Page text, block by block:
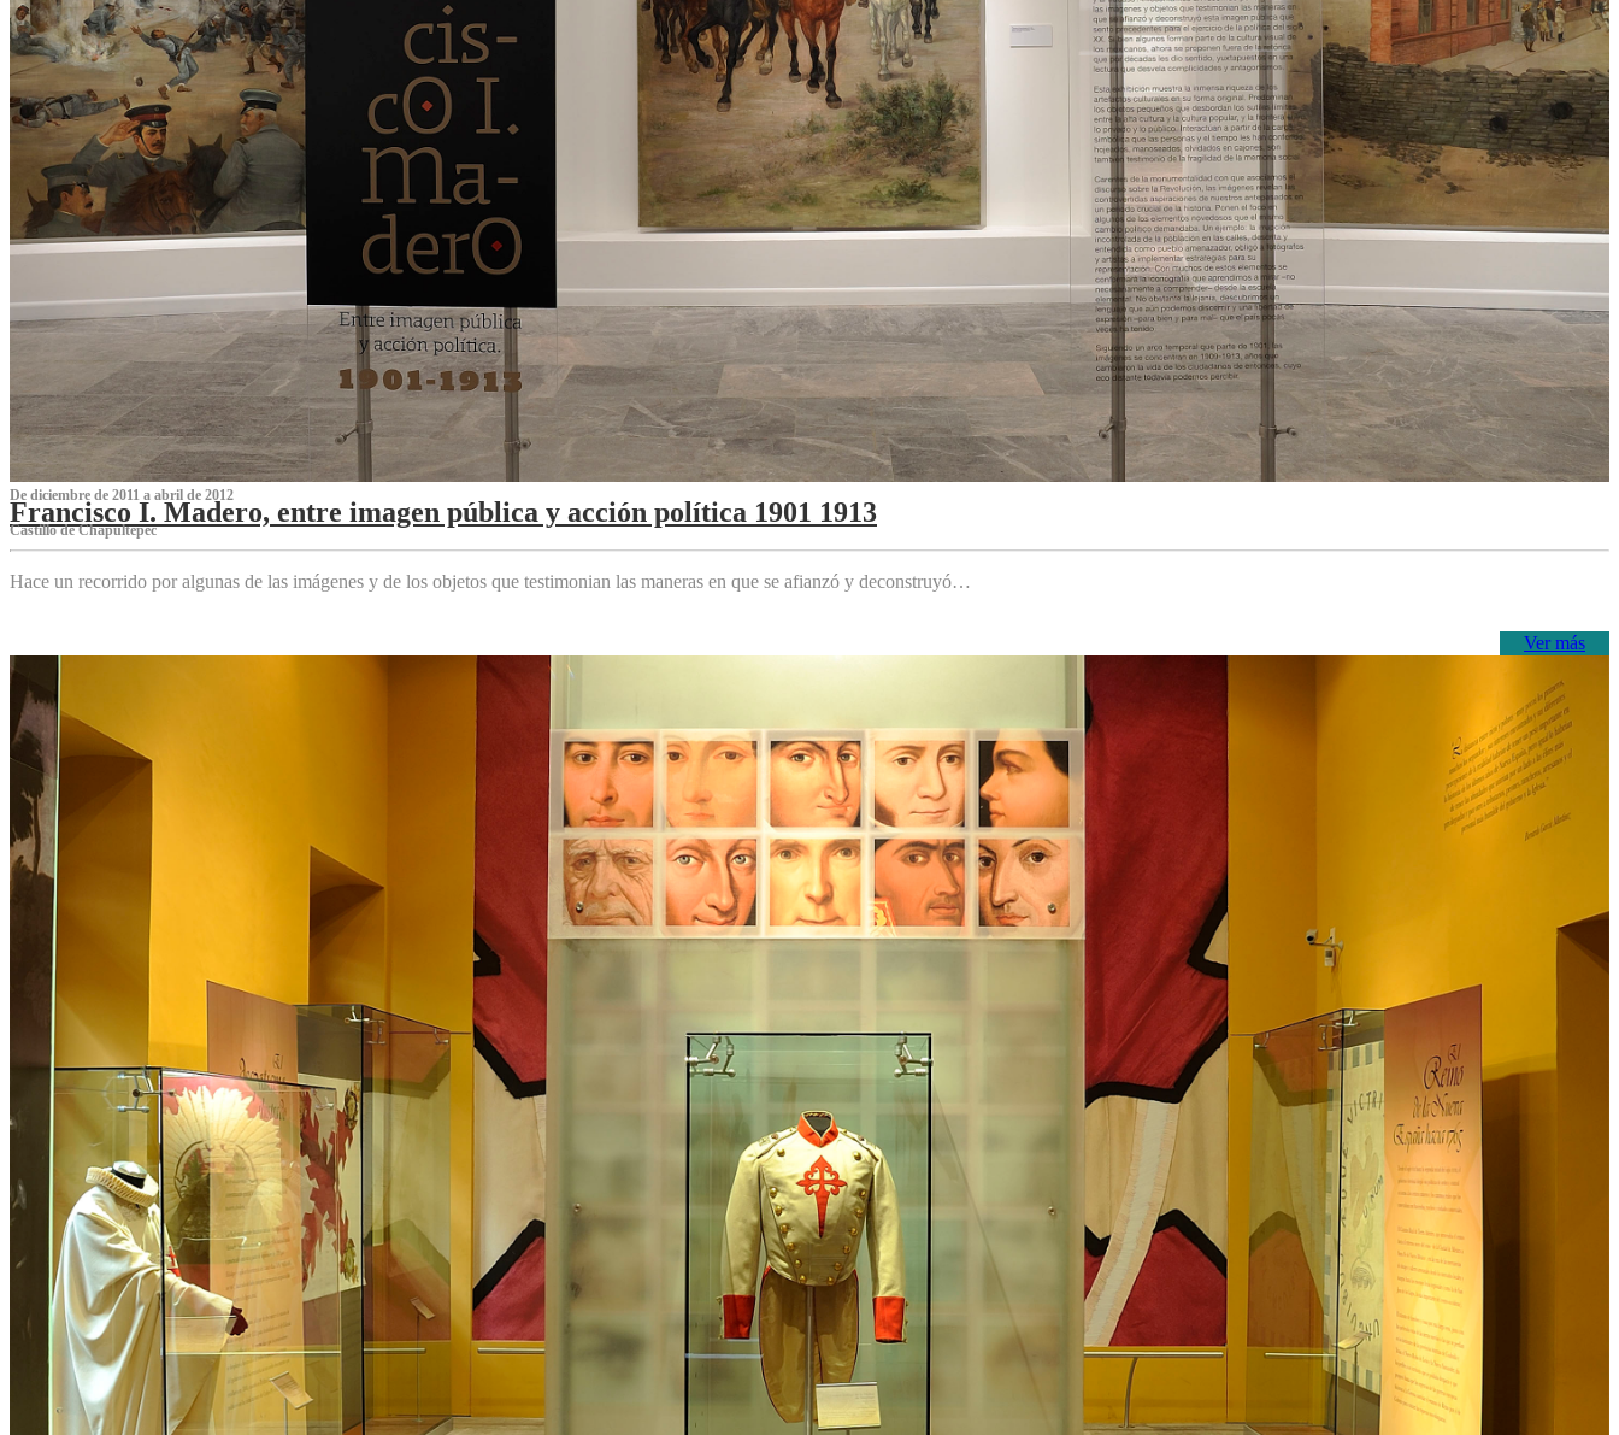
De diciembre de 2011 a abril de 2012
Francisco I. Madero, entre imagen pública y acción política 1901 1913
Castillo de Chapultepec
Hace un recorrido por algunas de las imágenes y de los objetos que testimonian las maneras en que se afianzó y deconstruyó…
Ver más